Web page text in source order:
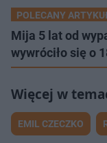
POLECANY
Mija 5 lat od
wywróciło się o
EMIL CZECZKO